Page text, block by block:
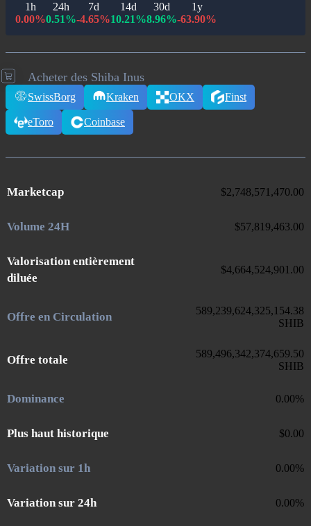
Acheter des Shiba Inus
SwissBorg Kraken OKX Finst
eToro Coinbase
Marketcap $2,748,571,470.00
Volume 24H $57,819,463.00
Valorisation entièrement
diluée
$4,664,524,901.00
Offre en Circulation
589,239,624,325,154.38
SHIB
Offre totale
589,496,342,374,659.50
SHIB
Dominance 0.00%
Plus haut historique $0.00
Variation sur 1h 0.00%
Variation sur 24h 0.00%
1h
0.00%
24h
0.51%
7d
-4.65%
14d
10.21%
30d
8.96%
1y
-63.90%